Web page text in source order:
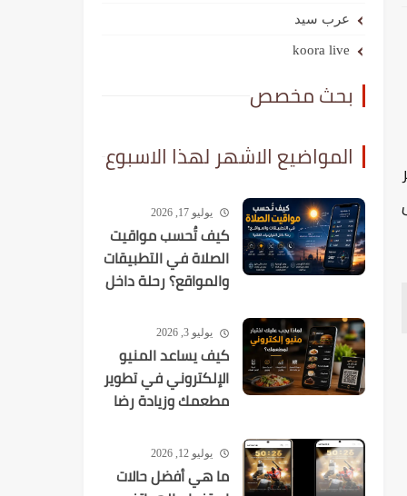
عرب سيد
koora live
بحث مخصص
المواضيع الاشهر لهذا الاسبوع
يوليو 17, 2026
كيف تُحسب مواقيت
الصلاة في التطبيقات
والمواقع؟ رحلة داخل
يوليو 3, 2026
كيف يساعد المنيو
الإلكتروني في تطوير
مطعمك وزيادة رضا
يوليو 12, 2026
ما هي أفضل حالات